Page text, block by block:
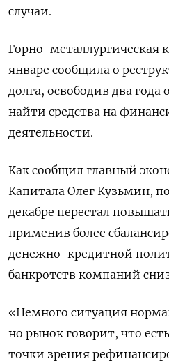
случаи.
Горно-металлургическая
январе сообщила о
долга, освободив два
найти средства на
деятельности.
Как сообщил главный
Капитала Олег Кузьмин,
декабре перестал
применив более
денежно-кредитной
банкротств компаний
«Немного ситуация
но рынок говорит, что
точки зрения